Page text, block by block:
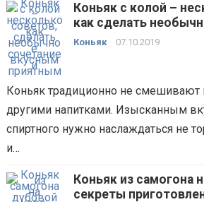
Коньяк с колой –
как сделать
вкусным и приятным
Коньяк 07.10.2019
Коньяк традиционно не смешивают
другими напитками. Изысканным
спиртного нужно наслаждаться не
и…
Коньяк из самогона
секреты